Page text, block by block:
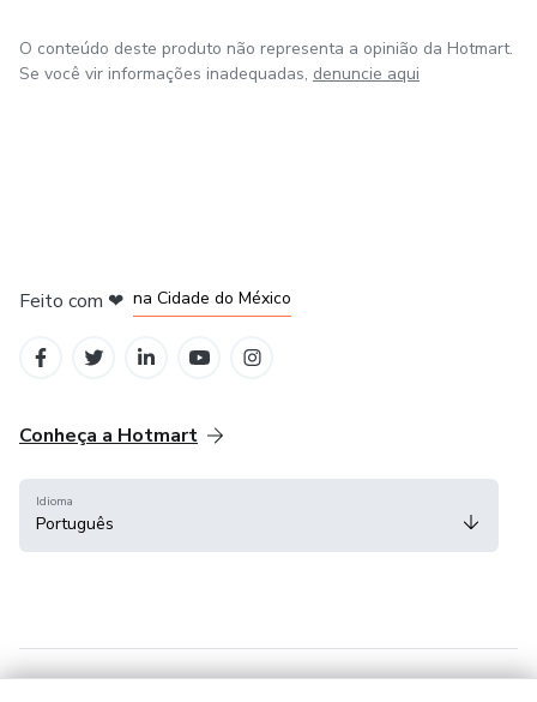
O conteúdo deste produto não representa a opinião da Hotmart.
Se você vir informações inadequadas, denuncie aqui
Feito com ❤ na Cidade do México
Conheça a Hotmart
Idioma
Português